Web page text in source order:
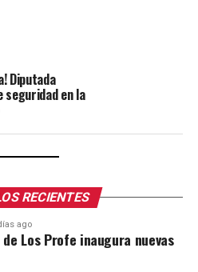
Diputada
en la
RECIENTES
ago
Los Profe inaugura nuevas